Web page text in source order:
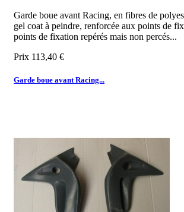
Garde boue avant Racing, en fibres de
gel coat à peindre, renforcée aux points de
points de fixation repérés mais non percés...
Prix 113,40 €
Garde boue avant Racing...